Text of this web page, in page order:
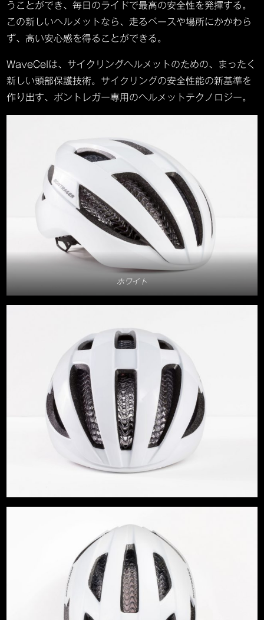
うことができ、毎日のライドで最高の安全性を発揮する。
この新しいヘルメットなら、走るペースや場所にかかわら
ず、高い安心感を得ることができる。
WaveCelは、サイクリングヘルメットのための、まったく
新しい頭部保護技術。サイクリングの安全性能の新基準を
作り出す、ボントレガー専用のヘルメットテクノロジー。
ホワイト